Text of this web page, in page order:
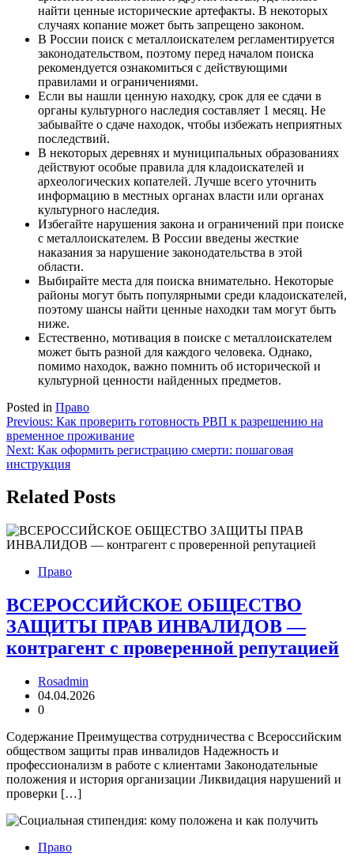
найти ценные исторические артефакты. В некоторых
случаях копание может быть запрещено законом.
В России поиск с металлоискателем регламентируется
законодательством, поэтому перед началом поиска
рекомендуется ознакомиться с действующими
правилами и ограничениями.
Если вы нашли ценную находку, срок для ее сдачи в
органы культурного наследия составляет 1 месяц. Не
забывайте о сдаче находок, чтобы избежать неприятных
последствий.
В некоторых деревнях и муниципальных образованиях
действуют особые правила для кладоискателей и
археологических копателей. Лучше всего уточнить
информацию в местных органах власти или органах
культурного наследия.
Избегайте нарушения закона и ограничений при поиске
с металлоискателем. В России введены жесткие
наказания за нарушение законодательства в этой
области.
Выбирайте места для поиска внимательно. Некоторые
районы могут быть популярными среди кладоискателей,
поэтому шансы найти ценные находки там могут быть
ниже.
Естественно, мотивация в поиске с металлоискателем
может быть разной для каждого человека. Однако,
помимо находок, важно помнить об исторической и
культурной ценности найденных предметов.
Posted in Право
Навигация
по
записям
Previous: Как проверить готовность РВП к разрешению на
временное проживание
Next: Как оформить регистрацию смерти: пошаговая
инструкция
Related Posts
Право
ВСЕРОССИЙСКОЕ ОБЩЕСТВО
ЗАЩИТЫ ПРАВ ИНВАЛИДОВ —
контрагент с проверенной репутацией
Rosadmin
04.04.2026
0
Содержание Преимущества сотрудничества с Всероссийским
обществом защиты прав инвалидов Надежность и
профессионализм в работе с клиентами Законодательные
положения и история организации Ликвидация нарушений и
проверки […]
Право